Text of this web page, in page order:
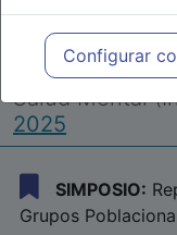
meramente
profesionales
cada caso concreto,
necesidades del
Configurar
Repositorio de
Internacional
Salud Mental
2025
SIMPOSIO:
Grupos